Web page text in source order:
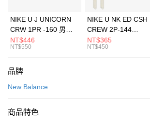
元大商業銀行
台灣樂天信用卡公司
全盈+PAY
AFTEE先享後付
【關於「AFTEE先享後付」】
便利好安心！
３．安心：先確認商品／服務後，再付款。
運送方式
每筆NT$100，滿NT$1,500(含以上)免運費
NIKE U J UNICORN
CRW 1PR -160 男女
中統襪 FZ3393100
NT$446
NT$550
NIKE U NK ED CSH
CREW 2P-144
EMBRDY 男女 短統襪
FZ3073133
NT$365
NT$450
品牌
New Balance
商品特色